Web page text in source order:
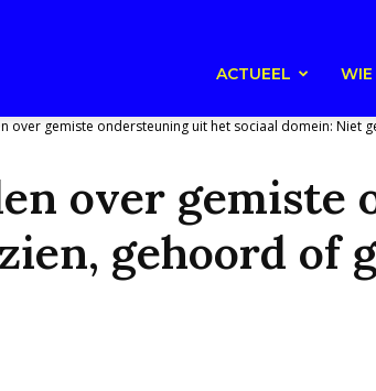
ACTUEEL WIE
over gemiste ondersteuning uit het sociaal domein: Niet
over gemiste
gehoord of